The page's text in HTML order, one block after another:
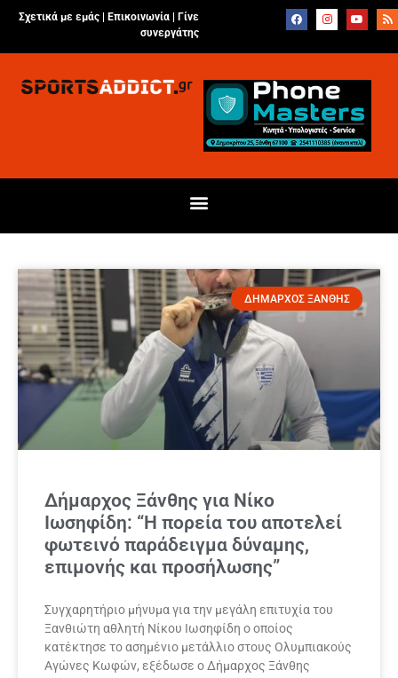
Σχετικά με εμάς | Επικοινωνία
Γίνε
συνεργάτης
ΔΗΜΑΡΧΟΣ ΞΑΝΘΗΣ
Δήμαρχος Ξάνθης για Νίκο
Ιωσηφίδη: “Η πορεία του αποτελεί
φωτεινό παράδειγμα δύναμης,
επιμονής και προσήλωσης”
Συγχαρητήριο μήνυμα για την μεγάλη επιτυχία του
Ξανθιώτη αθλητή Νίκου Ιωσηφίδη ο οποίος
κατέκτησε το ασημένιο μετάλλιο στους Ολυμπιακούς
Αγώνες Κωφών, εξέδωσε ο Δήμαρχος Ξάνθης